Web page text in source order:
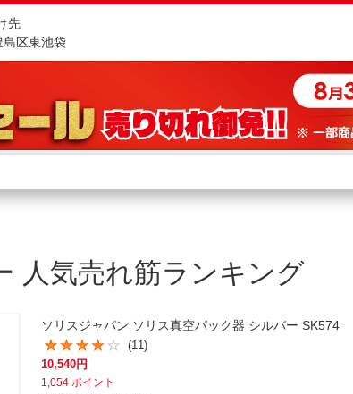
先
島区東池袋
す
さがす
らさがす
店舗サービス
ネット取り置き
店舗情報・店舗一覧
人気売れ筋ランキング
ソリスジャパン ソリス真空パック器 シルバー SK574
(11)
10,540円
1,054 ポイント